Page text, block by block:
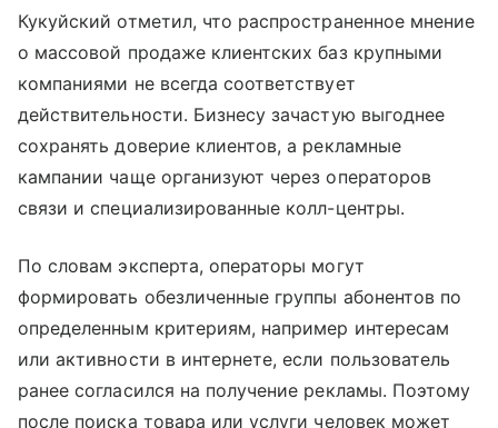
Кукуйский отметил, что распространенное мнение
о массовой продаже клиентских баз крупными
компаниями не всегда соответствует
действительности. Бизнесу зачастую выгоднее
сохранять доверие клиентов, а рекламные
кампании чаще организуют через операторов
связи и специализированные колл-центры.
По словам эксперта, операторы могут
формировать обезличенные группы абонентов по
определенным критериям, например интересам
или активности в интернете, если пользователь
ранее согласился на получение рекламы. Поэтому
после поиска товара или услуги человек может